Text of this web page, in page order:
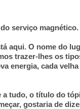
serviço magnético.
aqui. O nome do
trazer-lhes os
energia, cada
a tudo, o título do
gostaria de